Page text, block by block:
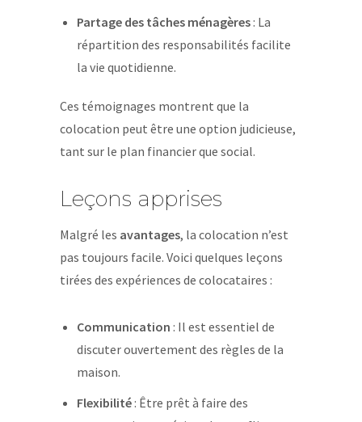
Partage des tâches ménagères: La
répartition des responsabilités facilite
la vie quotidienne.
Ces témoignages montrent que la
colocation peut être une option judicieuse,
tant sur le plan financier que social.
Leçons apprises
Malgré les avantages, la colocation n’est
pas toujours facile. Voici quelques leçons
tirées des expériences de colocataires :
Communication : Il est essentiel de
discuter ouvertement des règles de la
maison.
Flexibilité: Être prêt à faire des